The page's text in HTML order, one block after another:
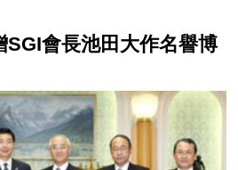
SGI會長池田大作名譽博